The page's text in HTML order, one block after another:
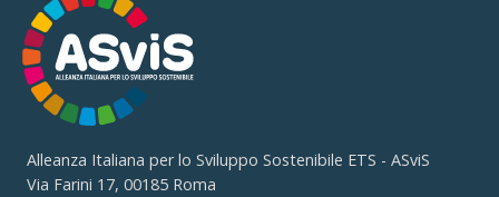
Alleanza Italiana per lo Sviluppo Sostenibile ETS - ASviS
Via Farini 17, 00185 Roma